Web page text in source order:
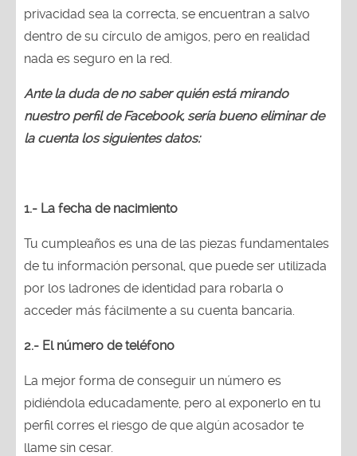
privacidad sea la correcta, se encuentran a salvo
dentro de su círculo de amigos, pero en realidad
nada es seguro en la red.
Ante la duda de no saber quién está mirando
nuestro perfil de Facebook, sería bueno eliminar de
la cuenta los siguientes datos:
1.- La fecha de nacimiento
Tu cumpleaños es una de las piezas fundamentales
de tu información personal, que puede ser utilizada
por los ladrones de identidad para robarla o
acceder más fácilmente a su cuenta bancaria.
2.- El número de teléfono
La mejor forma de conseguir un número es
pidiéndola educadamente, pero al exponerlo en tu
perfil corres el riesgo de que algún acosador te
llame sin cesar.